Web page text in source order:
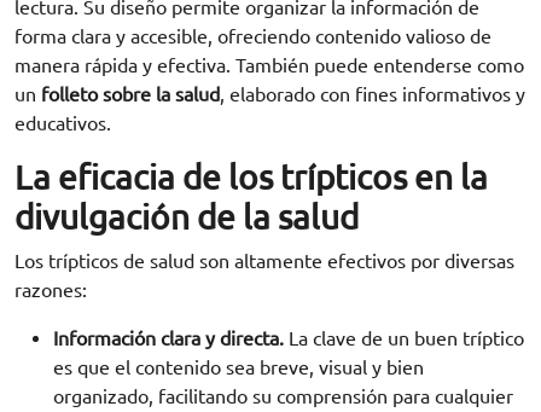
lectura. Su diseño permite organizar la información de
forma clara y accesible, ofreciendo contenido valioso de
manera rápida y efectiva. También puede entenderse como
un folleto sobre la salud, elaborado con fines informativos y
educativos.
La eficacia de los trípticos en la
divulgación de la salud
Los trípticos de salud son altamente efectivos por diversas
razones:
Información clara y directa. La clave de un buen tríptico
es que el contenido sea breve, visual y bien
organizado, facilitando su comprensión para cualquier